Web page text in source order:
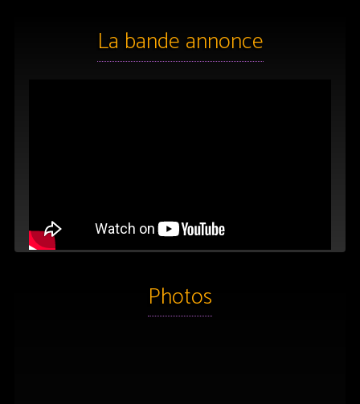
La bande annonce
Photos